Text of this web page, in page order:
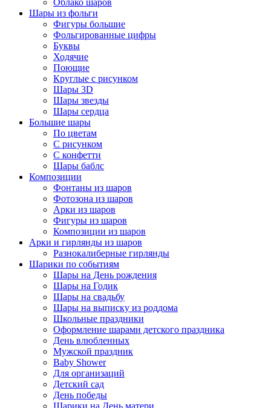
Шары из фольги
Фигуры большие
Фольгированные цифры
Буквы
Ходячие
Поющие
Круглые с рисунком
Шары 3D
Шары звезды
Шары сердца
Большие шары
По цветам
С рисунком
С конфетти
Шары баблс
Композиции
Фонтаны из шаров
Фотозона из шаров
Арки из шаров
Фигуры из шаров
Композиции из шаров
Арки и гирлянды из шаров
Разнокалиберные гирлянды
Шарики по событиям
Шары на День рождения
Шары на Годик
Шары на свадьбу
Шары на выписку из роддома
Школьные праздники
Оформление шарами детского праздника
День влюбленных
Мужской праздник
Baby Shower
Для организаций
Детский сад
День победы
Шарики на День матери